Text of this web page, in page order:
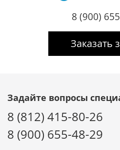
8 (900)
Заказать
Задайте вопросы
8 (812) 415-80-26
8 (900) 655-48-29